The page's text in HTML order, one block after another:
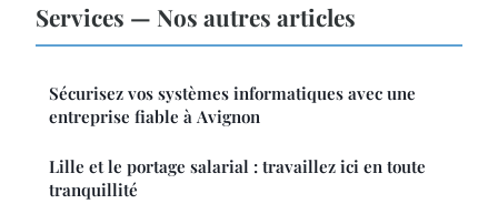
Services — Nos autres articles
Sécurisez vos systèmes informatiques avec une
entreprise fiable à Avignon
Lille et le portage salarial : travaillez ici en toute
tranquillité